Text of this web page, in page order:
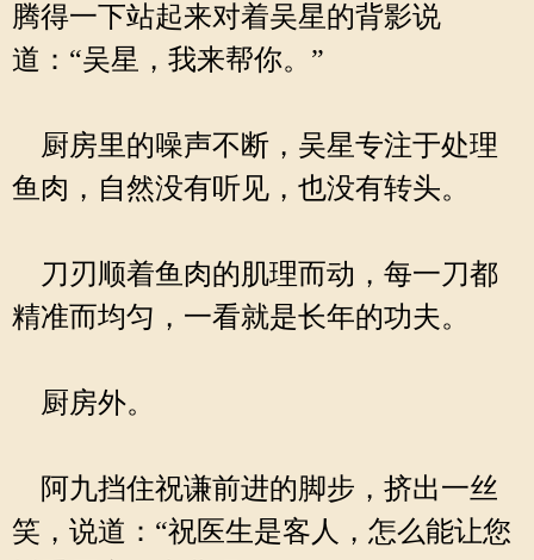
腾得一下站起来对着吴星的背影说
道：“吴星，我来帮你。”
厨房里的噪声不断，吴星专注于处理
鱼肉，自然没有听见，也没有转头。
刀刃顺着鱼肉的肌理而动，每一刀都
精准而均匀，一看就是长年的功夫。
厨房外。
阿九挡住祝谦前进的脚步，挤出一丝
笑，说道：“祝医生是客人，怎么能让您